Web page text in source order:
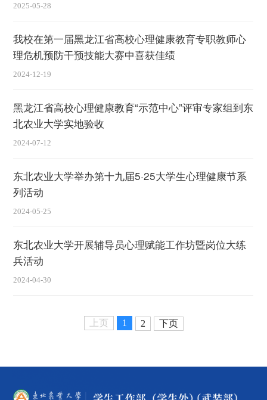
2025-05-28
我校在第一届黑龙江省高校心理健康教育专职教师心
理危机预防干预技能大赛中喜获佳绩
2024-12-19
黑龙江省高校心理健康教育“示范中心”评审专家组到东
北农业大学实地验收
2024-07-12
东北农业大学举办第十九届5·25大学生心理健康节系
列活动
2024-05-25
东北农业大学开展辅导员心理赋能工作坊暨岗位大练
兵活动
2024-04-30
上页 1 2 下页